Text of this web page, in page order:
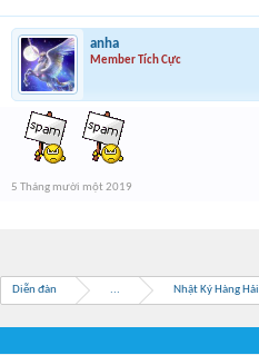
anha
Member Tích Cực
5 Tháng mười một 2019
Diễn đàn ... Nhật Ký Hàng Hải